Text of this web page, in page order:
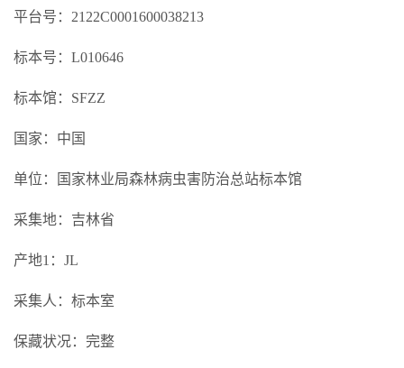
平台号：2122C0001600038213
标本号：L010646
标本馆：SFZZ
国家：中国
单位：国家林业局森林病虫害防治总站标本馆
采集地：吉林省
产地1：JL
采集人：标本室
保藏状况：完整